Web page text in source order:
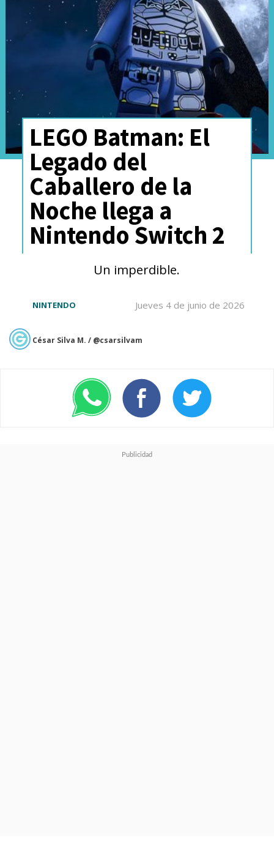
descubriera a los actores
grabando en el lugar.
"Ya no es un jodido secreto,
¿verdad?", comentó entre risas
Momoa frente a los afortunados
fanáticos.
Pese a tener un breve cameo en
LEGO Batman: El
Legado del
Caballero de la
Noche llega a
Nintendo Switch 2
Un imperdible.
Jueves 4 de junio de 2026
NINTENDO
César Silva M. / @csarsilvam